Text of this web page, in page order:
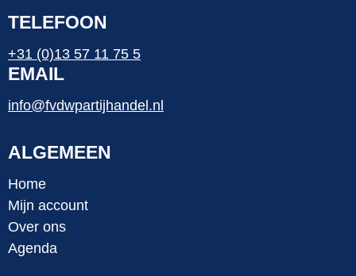
TELEFOON
+31 (0)13 57 11 75 5
EMAIL
info@fvdwpartijhandel.nl
ALGEMEEN
Home
Mijn account
Over ons
Agenda